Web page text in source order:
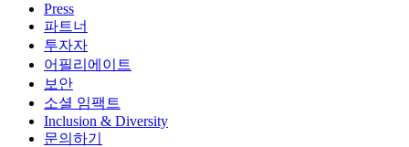
Press
파트너
투자자
어필리에이트
보안
소셜 임팩트
Inclusion & Diversity
문의하기